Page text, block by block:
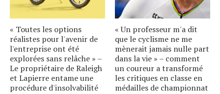
« Toutes les options
réalistes pour l'avenir de
l'entreprise ont été
explorées sans relâche » –
Le propriétaire de Raleigh
et Lapierre entame une
procédure d'insolvabilité
« Un professeur m'a dit
que le cyclisme ne me
mènerait jamais nulle part
dans la vie » – comment
un coureur a transformé
les critiques en classe en
médailles de championnat